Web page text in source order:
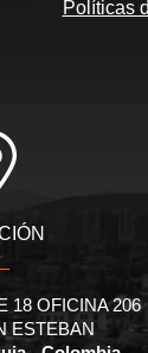
Políticas
18 OFICINA 206
ESTEBAN